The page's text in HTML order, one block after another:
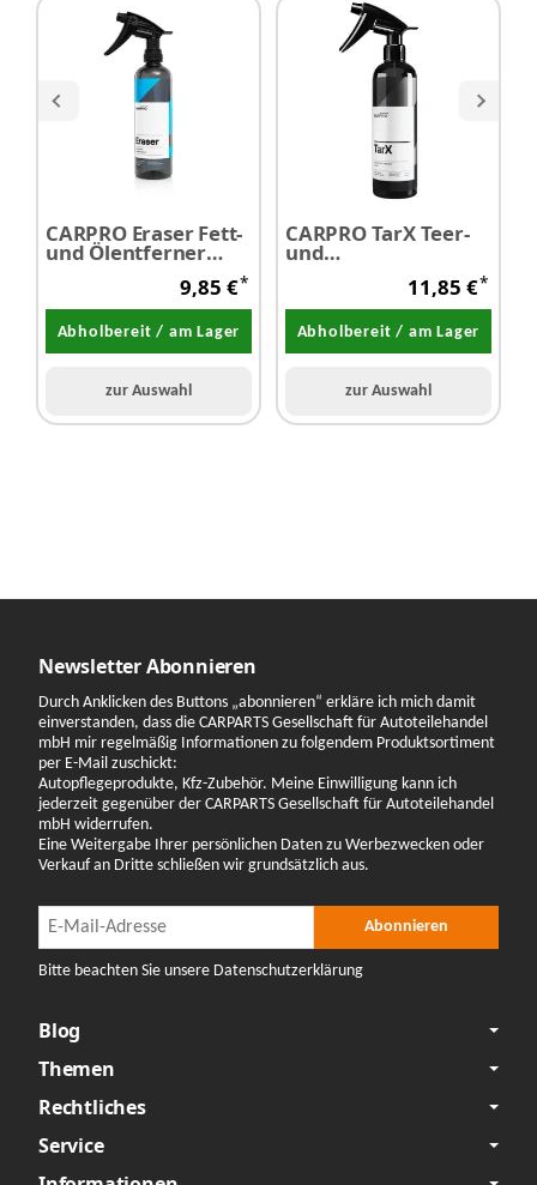
CARPRO Eraser Fett-
und Ölentferner
9,85 €*
Abholbereit / am Lager
zur Auswahl
CARPRO TarX Teer-
und
11,85 €*
Abholbereit / am Lager
zur Auswahl
Newsletter Abonnieren
Durch Anklicken des Buttons „abonnieren“ erkläre ich mich damit
einverstanden, dass die CARPARTS Gesellschaft für Autoteilehandel
mbH mir regelmäßig Informationen zu folgendem Produktsortiment
per E-Mail zuschickt:
Autopflegeprodukte, Kfz-Zubehör. Meine Einwilligung kann ich
jederzeit gegenüber der CARPARTS Gesellschaft für Autoteilehandel
mbH widerrufen.
Eine Weitergabe Ihrer persönlichen Daten zu Werbezwecken oder
Verkauf an Dritte schließen wir grundsätzlich aus.
Newsletter Abonnieren Abonnieren
Bitte beachten Sie unsere Datenschutzerklärung
Blog
Themen
Rechtliches
Service